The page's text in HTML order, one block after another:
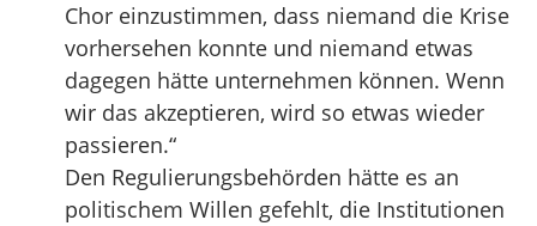
Chor einzustimmen, dass niemand die Krise
vorhersehen konnte und niemand etwas
dagegen hätte unternehmen können. Wenn
wir das akzeptieren, wird so etwas wieder
passieren.“
Den Regulierungsbehörden hätte es an
politischem Willen gefehlt, die Institutionen